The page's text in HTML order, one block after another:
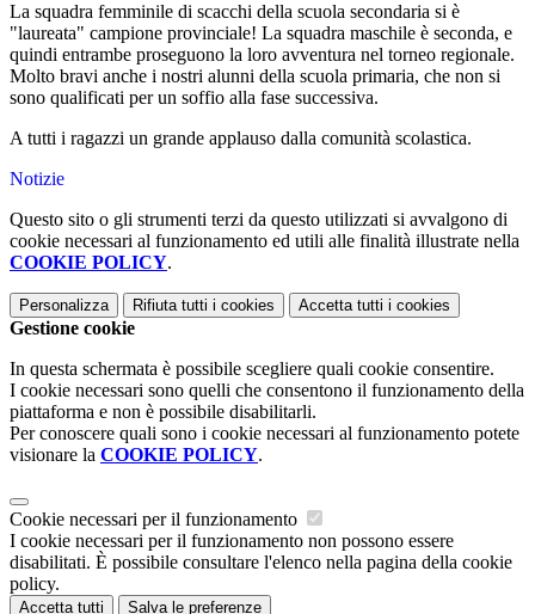
La squadra femminile di scacchi della scuola secondaria si è
"laureata" campione provinciale! La squadra maschile è seconda, e
quindi entrambe proseguono la loro avventura nel torneo regionale.
Molto bravi anche i nostri alunni della scuola primaria, che non si
sono qualificati per un soffio alla fase successiva.
A tutti i ragazzi un grande applauso dalla comunità scolastica.
Notizie
Questo sito o gli strumenti terzi da questo utilizzati si avvalgono di
cookie necessari al funzionamento ed utili alle finalità illustrate nella
COOKIE POLICY.
Personalizza Rifiuta tutti i cookies Accetta tutti i cookies
Gestione cookie
In questa schermata è possibile scegliere quali cookie consentire.
I cookie necessari sono quelli che consentono il funzionamento della
piattaforma e non è possibile disabilitarli.
Per conoscere quali sono i cookie necessari al funzionamento potete
visionare la COOKIE POLICY.
Cookie necessari per il funzionamento
I cookie necessari per il funzionamento non possono essere
disabilitati. È possibile consultare l'elenco nella pagina della cookie
policy.
Accetta tutti Salva le preferenze